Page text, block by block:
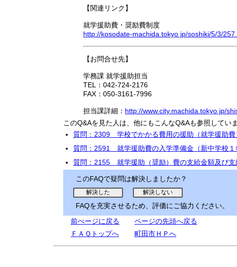
【関連リンク】
就学援助費・奨励費制度
http://kosodate-machida.tokyo.jp/soshiki/5/3/
【お問合せ先】
学務課 就学援助担当
TEL：042-724-2176
FAX：050-3161-7996
担当課詳細： http://www.city.machida.tokyo.jp/
このQ&Aを見た人は、他にもこんなQ&Aも参照していま
質問：2309 学校でかかる費用の援助（就学援助費
質問：2591 就学援助費の入学準備金（新中学校１
質問：2155 就学援助（奨励）費の支給金額及び支
このFAQで疑問は解決しましたか？
FAQを充実させるため、評価にご協力ください。
前ぺージに戻る
ページの先頭へ戻る
ＦＡＱトップへ
町田市ＨＰへ